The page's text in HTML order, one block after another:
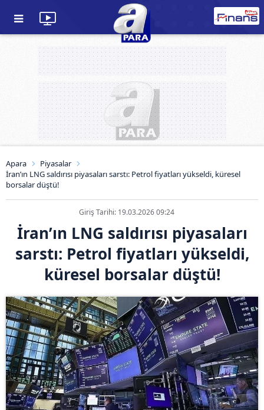
Apara
Piyasalar
İran’ın LNG saldırısı piyasaları sarstı: Petrol fiyatları yükseldi, küresel
borsalar düştü!
Giriş Tarihi: 19.03.2026 09:24
İran’ın LNG saldırısı piyasaları
sarstı: Petrol fiyatları yükseldi,
küresel borsalar düştü!